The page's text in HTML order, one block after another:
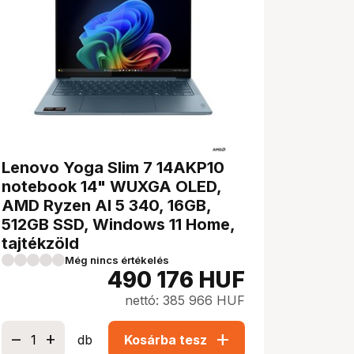
Lenovo Yoga Slim 7 14AKP10
notebook 14" WUXGA OLED,
AMD Ryzen AI 5 340, 16GB,
512GB SSD, Windows 11 Home,
tajtékzöld
Még nincs értékelés
490 176 HUF
nettó: 385 966 HUF
db Kosárba tesz add